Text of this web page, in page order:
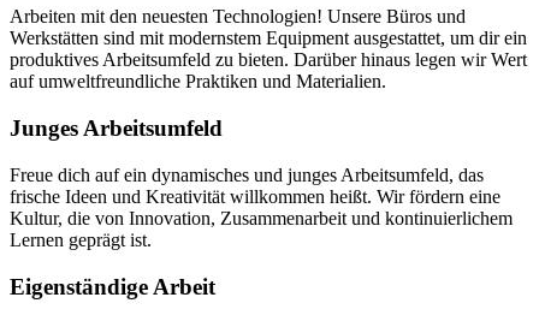
Arbeiten mit den neuesten Technologien! Unsere Büros und
Werkstätten sind mit modernstem Equipment ausgestattet, um dir ein
produktives Arbeitsumfeld zu bieten. Darüber hinaus legen wir Wert
auf umweltfreundliche Praktiken und Materialien.
Junges Arbeitsumfeld
Freue dich auf ein dynamisches und junges Arbeitsumfeld, das
frische Ideen und Kreativität willkommen heißt. Wir fördern eine
Kultur, die von Innovation, Zusammenarbeit und kontinuierlichem
Lernen geprägt ist.
Eigenständige Arbeit